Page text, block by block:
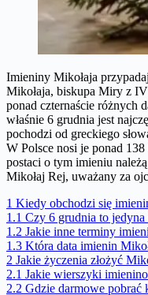
Imieniny Mikołaja
Mikołaja, biskupa Miry z
ponad czternaście różnych
właśnie 6 grudnia jest
pochodzi od greckiego
W Polsce nosi je ponad
postaci o tym imieniu
Mikołaj Rej, uważany za
1 Kiedy obchodzi się
1.1 Czy 6 grudnia to
1.2 Jakie inne terminy
1.3 Która data imienin
2 Jakie życzenia złożyć
2.1 Jakie wierszyki
2.2 Gdzie darmowe pobrać